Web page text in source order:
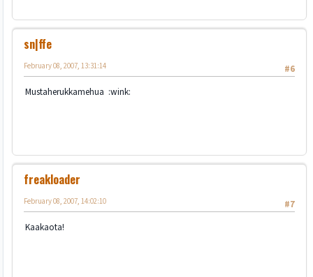
sn|ffe
#6
February 08, 2007, 13:31:14
Mustaherukkamehua :wink:
freakloader
#7
February 08, 2007, 14:02:10
Kaakaota!